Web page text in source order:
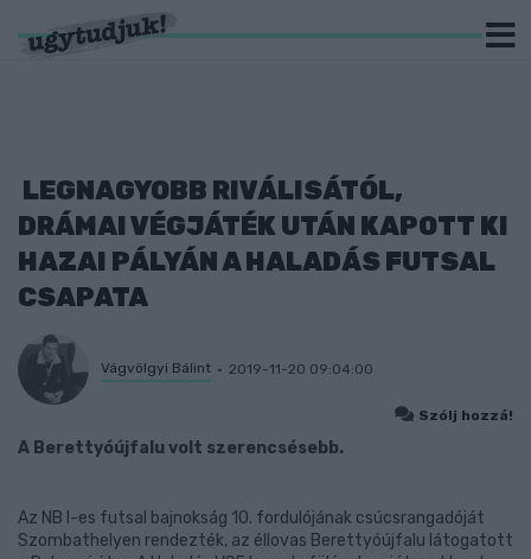
LEGNAGYOBB RIVÁLISÁTÓL,
DRÁMAI VÉGJÁTÉK UTÁN KAPOTT KI
HAZAI PÁLYÁN A HALADÁS FUTSAL
CSAPATA
Vágvölgyi Bálint 2019-11-20 09:04:00
Szólj hozzá!
A Berettyóújfalu volt szerencsésebb.
Az NB I-es futsal bajnokság 10. fordulójának csúcsrangadóját
Szombathelyen rendezték, az éllovas Berettyóújfalu látogatott